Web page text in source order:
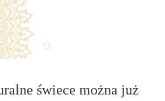
świece można już